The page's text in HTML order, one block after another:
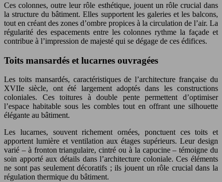
Ces colonnes, outre leur rôle esthétique, jouent un rôle crucial dans
la structure du bâtiment. Elles supportent les galeries et les balcons,
tout en créant des zones d’ombre propices à la circulation de l’air. La
régularité des espacements entre les colonnes rythme la façade et
contribue à l’impression de majesté qui se dégage de ces édifices.
Toits mansardés et lucarnes ouvragées
Les toits mansardés, caractéristiques de l’architecture française du
XVIIe siècle, ont été largement adoptés dans les constructions
coloniales. Ces toitures à double pente permettent d’optimiser
l’espace habitable sous les combles tout en offrant une silhouette
élégante au bâtiment.
Les lucarnes, souvent richement ornées, ponctuent ces toits et
apportent lumière et ventilation aux étages supérieurs. Leur design
varié – à fronton triangulaire, cintré ou à la capucine – témoigne du
soin apporté aux détails dans l’architecture coloniale. Ces éléments
ne sont pas seulement décoratifs ; ils jouent un rôle crucial dans la
régulation thermique du bâtiment.